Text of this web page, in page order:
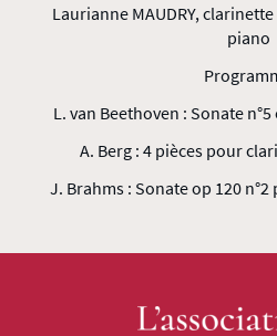
Laurianne MAUDRY, clarinette
piano
L. van Beethoven : Sonate
A. Berg : 4 pièces pour
J. Brahms : Sonate op 120